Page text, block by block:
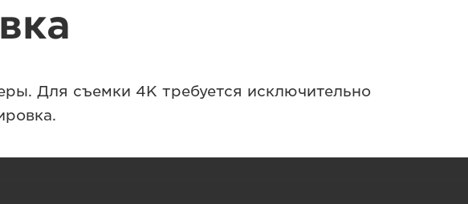
Для съемки 4K требуется исключительно